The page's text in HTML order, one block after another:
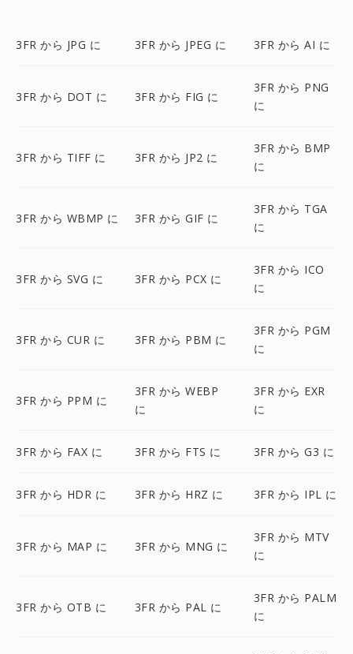
3FR から JPG に 3FR から JPEG に 3FR から AI に
3FR から DOT に 3FR から FIG に
3FR から PNG
に
3FR から TIFF に 3FR から JP2 に
3FR から BMP
に
3FR から WBMP に 3FR から GIF に
3FR から TGA
に
3FR から SVG に 3FR から PCX に
3FR から ICO
に
3FR から CUR に 3FR から PBM に
3FR から PGM
に
3FR から PPM に
3FR から WEBP
に
3FR から EXR
に
3FR から FAX に 3FR から FTS に 3FR から G3 に
3FR から HDR に 3FR から HRZ に 3FR から IPL に
3FR から MAP に 3FR から MNG に
3FR から MTV
に
3FR から OTB に 3FR から PAL に
3FR から PALM
に